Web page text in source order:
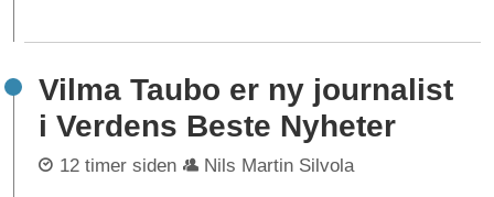
Vilma Taubo er ny journalist
i Verdens Beste Nyheter
12 timer siden Nils Martin Silvola